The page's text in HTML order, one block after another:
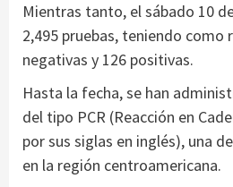
Mientras tanto, el sábado 10
2,495 pruebas, teniendo como
negativas y 126 positivas.
Hasta la fecha, se han
del tipo PCR (Reacción en
por sus siglas en inglés), una
en la región centroamericana.